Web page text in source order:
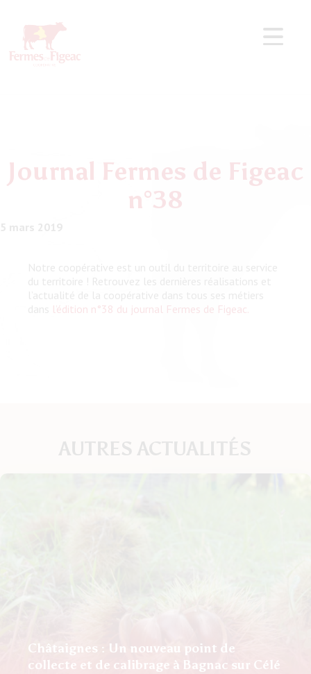
Journal Fermes de Figeac
n°38
l’édition n°38 du journal Fermes de Figeac.
AUTRES ACTUALITÉS
Châtaignes : Un nouveau point de
collecte et de calibrage à Bagnac sur Célé